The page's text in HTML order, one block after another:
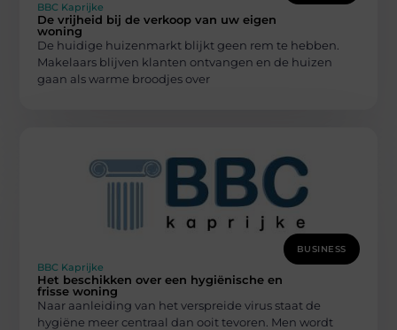
BBC Kaprijke
De vrijheid bij de verkoop van uw eigen
woning
De huidige huizenmarkt blijkt geen rem te hebben.
Makelaars blijven klanten ontvangen en de huizen
gaan als warme broodjes over
BUSINESS
BBC Kaprijke
Het beschikken over een hygiënische en
frisse woning
Naar aanleiding van het verspreide virus staat de
hygiëne meer centraal dan ooit tevoren. Men wordt